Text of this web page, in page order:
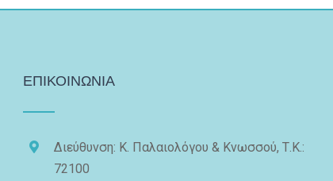
ΕΠΙΚΟΙΝΩΝΙΑ
Διεύθυνση: Κ. Παλαιολόγου & Κνωσσού, Τ.Κ.:
72100